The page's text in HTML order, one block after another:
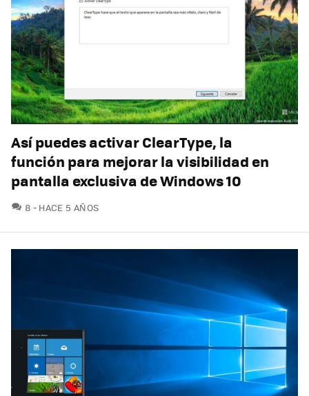
Así puedes activar ClearType, la
función para mejorar la visibilidad en
pantalla exclusiva de Windows 10
8 COMENTARIOS
HACE 5 AÑOS